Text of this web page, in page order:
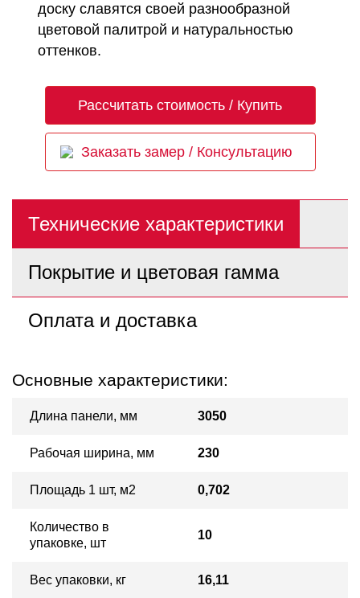
доску славятся своей разнообразной
цветовой палитрой и натуральностью
оттенков.
Рассчитать стоимость / Купить
Заказать замер / Консультацию
Технические характеристики
Покрытие и цветовая гамма
Оплата и доставка
Основные характеристики:
Длина панели, мм 3050
Рабочая ширина, мм 230
Площадь 1 шт, м2 0,702
Количество в
упаковке, шт
10
Вес упаковки, кг 16,11